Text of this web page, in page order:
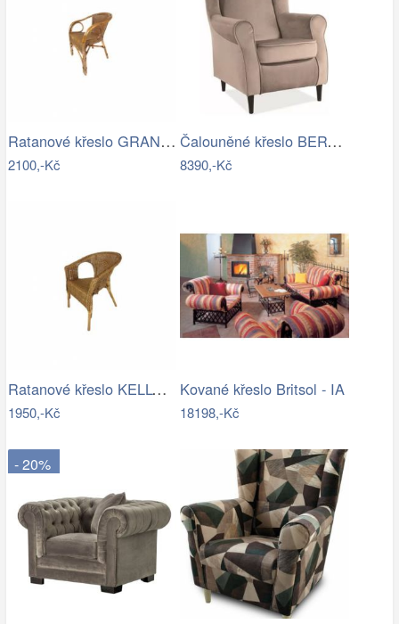
Ratanové křeslo GRANADA - tmavý med
2100,-Kč
Čalouněné křeslo BERY velvet béžová…
8390,-Kč
Ratanové křeslo KELLY - tmavý med
1950,-Kč
Kované křeslo Britsol - IA
18198,-Kč
- 20%